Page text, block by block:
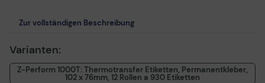
Zur vollständigen Beschreibung
Varianten:
Z-Perform 1000T: Thermotransfer Etiketten, Permanentkleber,
102 x 76mm, 12 Rollen a 930 Etiketten